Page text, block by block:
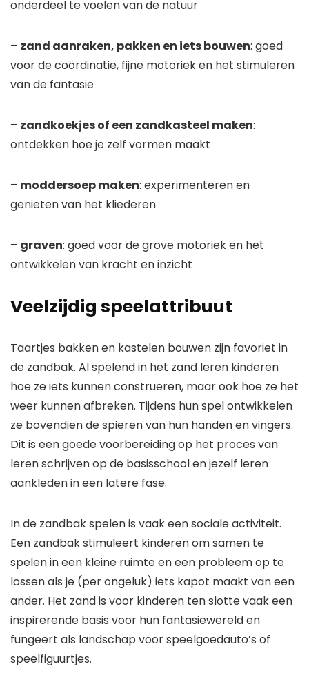
onderdeel te voelen van de natuur
– zand aanraken, pakken en iets bouwen: goed
voor de coördinatie, fijne motoriek en het stimuleren
van de fantasie
– zandkoekjes of een zandkasteel maken:
ontdekken hoe je zelf vormen maakt
– moddersoep maken: experimenteren en
genieten van het kliederen
– graven: goed voor de grove motoriek en het
ontwikkelen van kracht en inzicht
Veelzijdig speelattribuut
Taartjes bakken en kastelen bouwen zijn favoriet in
de zandbak. Al spelend in het zand leren kinderen
hoe ze iets kunnen construeren, maar ook hoe ze het
weer kunnen afbreken. Tijdens hun spel ontwikkelen
ze bovendien de spieren van hun handen en vingers.
Dit is een goede voorbereiding op het proces van
leren schrijven op de basisschool en jezelf leren
aankleden in een latere fase.
In de zandbak spelen is vaak een sociale activiteit.
Een zandbak stimuleert kinderen om samen te
spelen in een kleine ruimte en een probleem op te
lossen als je (per ongeluk) iets kapot maakt van een
ander. Het zand is voor kinderen ten slotte vaak een
inspirerende basis voor hun fantasiewereld en
fungeert als landschap voor speelgoedauto’s of
speelfiguurtjes.